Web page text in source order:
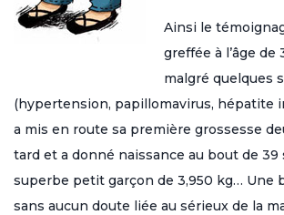
Ainsi le
greffée à l’âge de
malgré quelques
(hypertension, papillomavirus, hépatite
a mis en route sa première grossesse
tard et a donné naissance au bout de 39
superbe petit garçon de 3,950 kg… Une
sans aucun doute liée au sérieux de la